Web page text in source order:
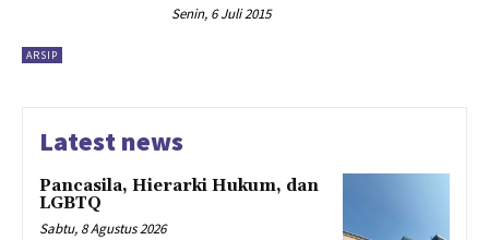
ARSIP
Senin, 6 Juli 2015
Latest news
Pancasila, Hierarki Hukum, dan
LGBTQ
Sabtu, 8 Agustus 2026